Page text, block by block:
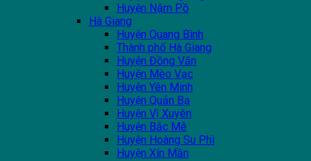
Huyện Nậm Pồ
Hà Giang
Huyện Quang Bình
Thành phố Hà Giang
Huyện Đồng Văn
Huyện Mèo Vạc
Huyện Yên Minh
Huyện Quản Bạ
Huyện Vị Xuyên
Huyện Bắc Mê
Huyện Hoàng Su Phì
Huyện Xín Mần